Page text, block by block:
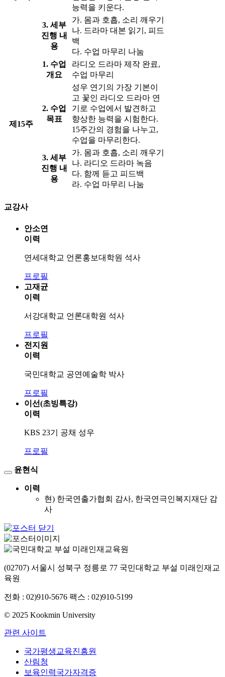
능력을 키운다.
3. 세부
진행 내
용
가. 몸과 호흡, 소리 깨우기
나. 드라마 대본 읽기, 피드
백
다. 수업 마무리 나눔
제15주
1. 수업
개요
라디오 드라마 제작 완료,
수업 마무리
2. 수업
목표
성우 연기의 가장 기본이
고 꽃인 라디오 드라마 연
기로 수업에서 발견하고
향상한 능력을 시험한다.
15주간의 경험을 나누고,
수업을 마무리한다.
3. 세부
진행 내
용
가. 몸과 호흡, 소리 깨우기
나. 라디오 드라마 녹음
다. 함께 듣고 피드백
라. 수업 마무리 나눔
교강사
안소연
이력
연세대학교 언론홍보대학원 석사
프로필
고재균
이력
서강대학교 언론대학원 석사
프로필
전지원
이력
국민대학교 공연예술학 박사
프로필
이선(초빙특강)
이력
KBS 23기 공채 성우
프로필
윤현식
이력
현) 한국연출가협회 감사, 한국연극인복지재단 감
사
(02707) 서울시 성북구 정릉로 77 국민대학교 부설 미래인재교
육원
전화 : 02)910-5676 팩스 : 02)910-5199
© 2025 Kookmin University
관련 사이트
국가평생교육진흥원
산림청
보육인력국가자격증